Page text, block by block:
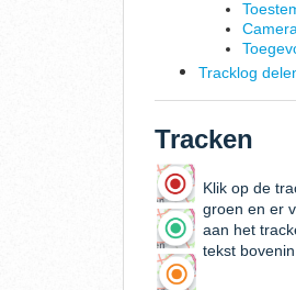
Camera
Tracklog
Tracken
Klik op de
groen en er
aan het
tekst